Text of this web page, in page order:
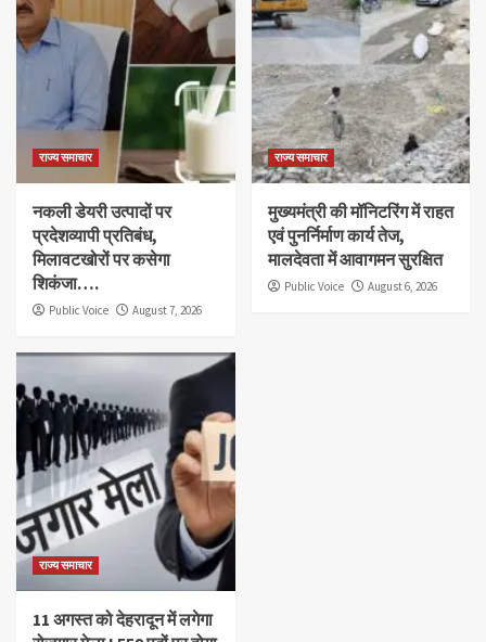
राज्य समाचार
नकली डेयरी उत्पादों पर
प्रदेशव्यापी प्रतिबंध,
मिलावटखोरों पर कसेगा
शिकंजा….
Public Voice August 7, 2026
राज्य समाचार
मुख्यमंत्री की मॉनिटरिंग में राहत
एवं पुनर्निर्माण कार्य तेज,
मालदेवता में आवागमन सुरक्षित
Public Voice August 6, 2026
राज्य समाचार
11 अगस्त को देहरादून में लगेगा